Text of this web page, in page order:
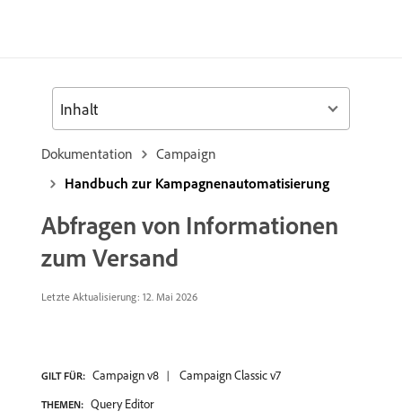
Dokumentation
Campaign
Handbuch zur Kampagnenautomatisierung
Abfragen von Informationen
zum Versand
Letzte Aktualisierung: 12. Mai 2026
GILT FÜR: Campaign v8 Campaign Classic v7
THEMEN: Query Editor
Inhalt